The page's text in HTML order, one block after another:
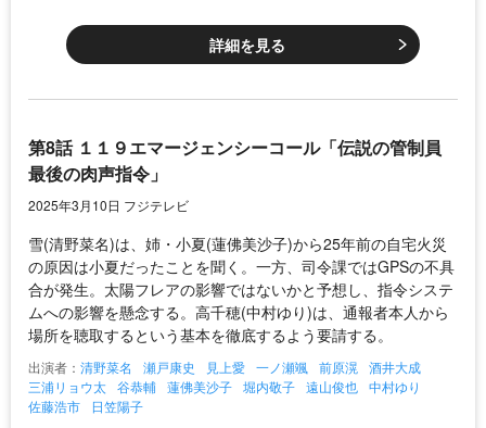
詳細を見る
第8話 １１９エマージェンシーコール「伝説の管制員
最後の肉声指令」
2025年3月10日 フジテレビ
雪(清野菜名)は、姉・小夏(蓮佛美沙子)から25年前の自宅火災
の原因は小夏だったことを聞く。一方、司令課ではGPSの不具
合が発生。太陽フレアの影響ではないかと予想し、指令システ
ムへの影響を懸念する。高千穂(中村ゆり)は、通報者本人から
場所を聴取するという基本を徹底するよう要請する。
出演者： 清野菜名 瀬戸康史 見上愛 一ノ瀬颯 前原滉
酒井大成
三浦リョウ太 谷恭輔 蓮佛美沙子 堀内敬子 遠山俊也 中村ゆり
佐藤浩市
日笠陽子